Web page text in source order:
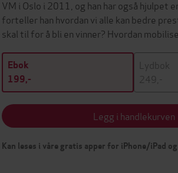
VM i Oslo i 2011, og han har også
forteller han hvordan vi alle kan bedre
skal til for å bli en vinner? Hvordan
Ebok
199,-
Lydbok
249,-
Legg i handlekurven
Kan leses i våre gratis apper for iPhone/iPad